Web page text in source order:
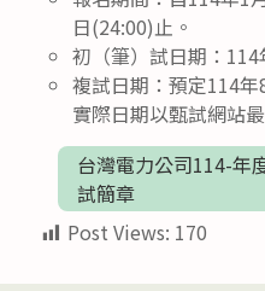
日(24:00)止。
初（筆）試日期：
複試日期：預定114年
實際日期以甄試網站
台灣電力公司114-年
試簡章
Post Views: 170